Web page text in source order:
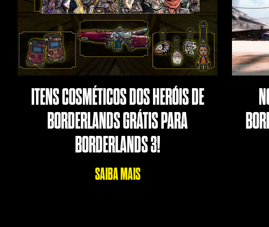
ITENS COSMÉTICOS DOS HERÓIS DE
BORDERLANDS GRÁTIS PARA
BORDERLANDS 3!
SAIBA MAIS